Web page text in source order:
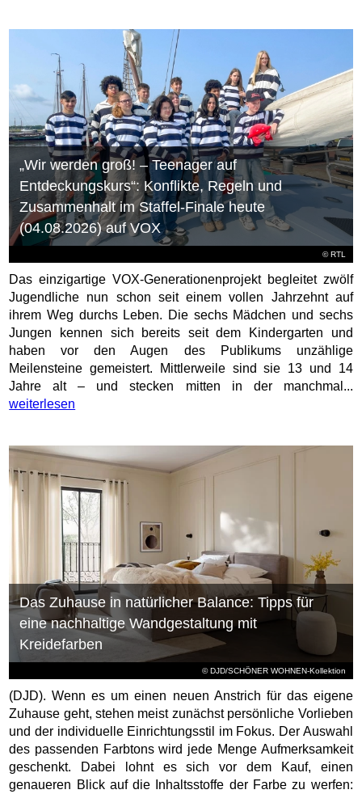
©RTL
„Wir werden groß! – Teenager auf
Entdeckungskurs“: Konflikte, Regeln und
Zusammenhalt im Staffel-Finale heute
(04.08.2026) auf VOX
Das einzigartige VOX-Generationenprojekt begleitet zwölf
Jugendliche nun schon seit einem vollen Jahrzehnt auf
ihrem Weg durchs Leben. Die sechs Mädchen und sechs
Jungen kennen sich bereits seit dem Kindergarten und
haben vor den Augen des Publikums unzählige
Meilensteine gemeistert. Mittlerweile sind sie 13 und 14
Jahre alt – und stecken mitten in der manchmal...
weiterlesen
© DJD/SCHÖNER WOHNEN-Kollektion
Das Zuhause in natürlicher Balance: Tipps für
eine nachhaltige Wandgestaltung mit
Kreidefarben
(DJD). Wenn es um einen neuen Anstrich für das eigene
Zuhause geht, stehen meist zunächst persönliche Vorlieben
und der individuelle Einrichtungsstil im Fokus. Der Auswahl
des passenden Farbtons wird jede Menge Aufmerksamkeit
geschenkt. Dabei lohnt es sich vor dem Kauf, einen
genaueren Blick auf die Inhaltsstoffe der Farbe zu werfen: